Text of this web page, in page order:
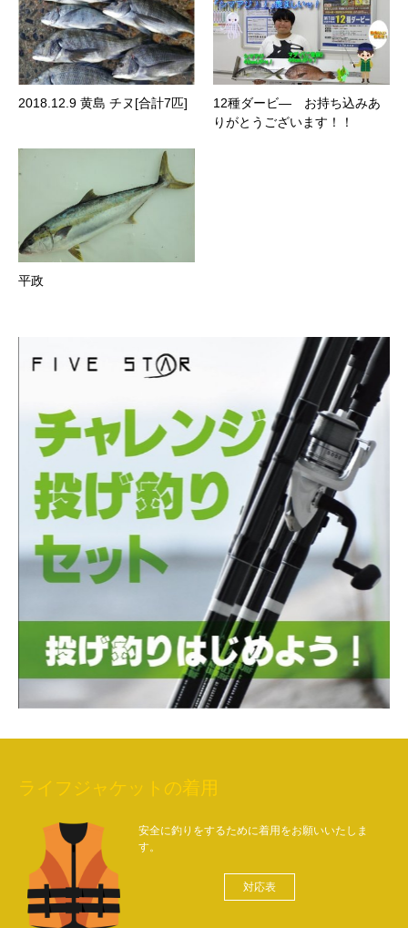
2018.12.9 黄島 チヌ[合計7匹]
12種ダービ― お持ち込みあ
りがとうございます！！
平政
ライフジャケットの着用
安全に釣りをするために着用をお願いいたしま
す。
対応表